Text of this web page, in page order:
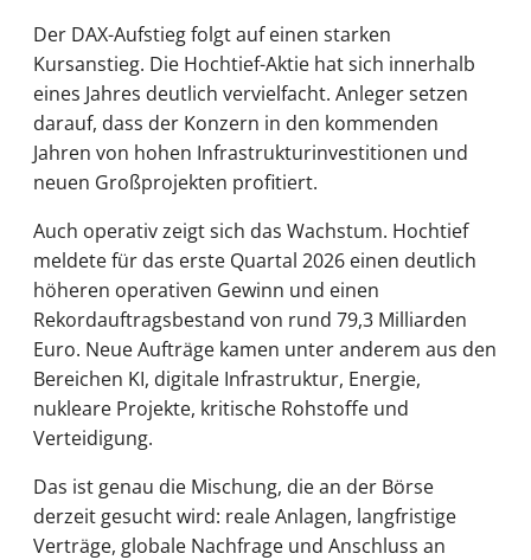
Der DAX-Aufstieg folgt auf einen starken
Kursanstieg. Die Hochtief-Aktie hat sich innerhalb
eines Jahres deutlich vervielfacht. Anleger setzen
darauf, dass der Konzern in den kommenden
Jahren von hohen Infrastrukturinvestitionen und
neuen Großprojekten profitiert.
Auch operativ zeigt sich das Wachstum. Hochtief
meldete für das erste Quartal 2026 einen deutlich
höheren operativen Gewinn und einen
Rekordauftragsbestand von rund 79,3 Milliarden
Euro. Neue Aufträge kamen unter anderem aus den
Bereichen KI, digitale Infrastruktur, Energie,
nukleare Projekte, kritische Rohstoffe und
Verteidigung.
Das ist genau die Mischung, die an der Börse
derzeit gesucht wird: reale Anlagen, langfristige
Verträge, globale Nachfrage und Anschluss an